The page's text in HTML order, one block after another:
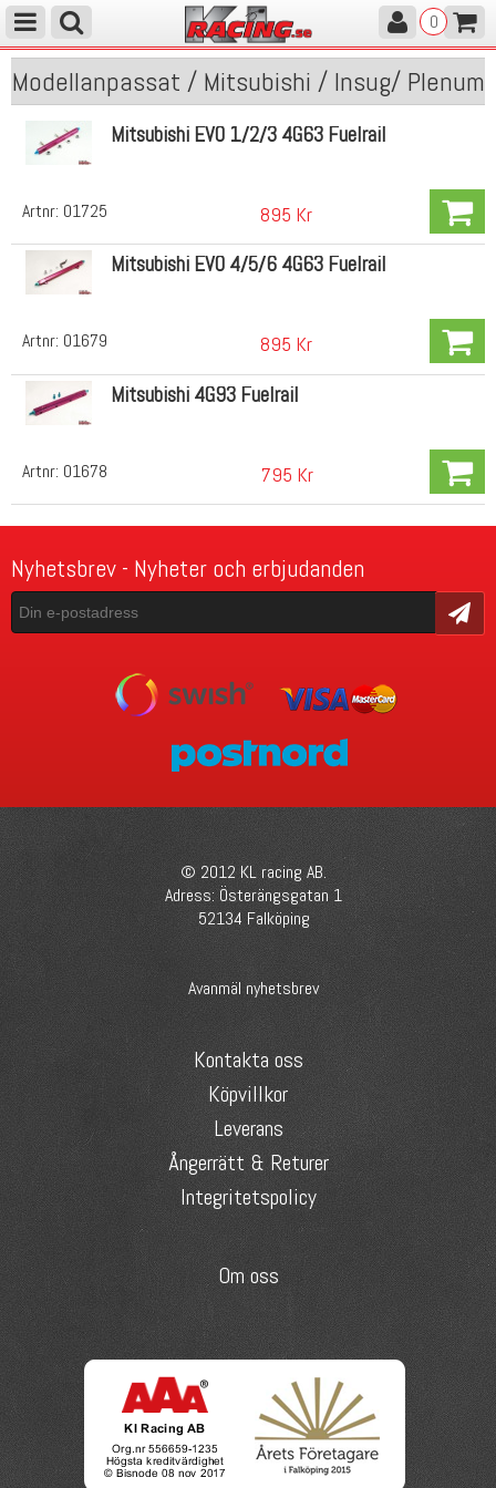
0
Modellanpassat / Mitsubishi / Insug/ Plenum
Artnr: 01725
Mitsubishi EVO 1/2/3 4G63 Fuelrail
895 Kr
Artnr: 01679
Mitsubishi EVO 4/5/6 4G63 Fuelrail
895 Kr
Artnr: 01678
Mitsubishi 4G93 Fuelrail
795 Kr
Nyhetsbrev - Nyheter och erbjudanden
Skicka
© 2012 KL racing AB.
Adress: Österängsgatan 1
52134 Falköping
Avanmäl nyhetsbrev
Kontakta oss
Köpvillkor
Leverans
Ångerrätt & Returer
Integritetspolicy
Om oss